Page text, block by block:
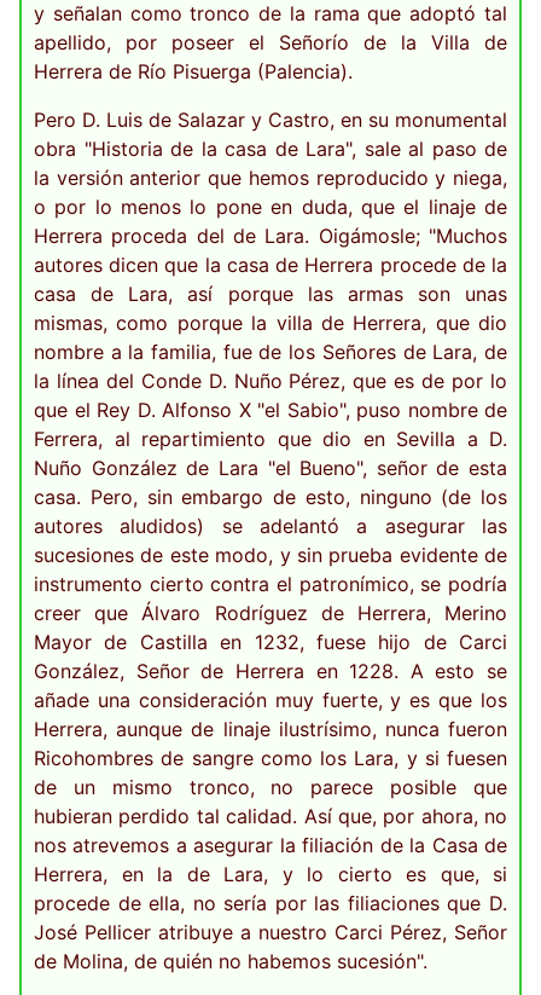
y señalan como tronco de la rama que adoptó tal
apellido, por poseer el Señorío de la Villa de
Herrera de Río Pisuerga (Palencia).
Pero D. Luis de Salazar y Castro, en su monumental
obra "Historia de la casa de Lara", sale al paso de
la versión anterior que hemos reproducido y niega,
o por lo menos lo pone en duda, que el linaje de
Herrera proceda del de Lara. Oigámosle; "Muchos
autores dicen que la casa de Herrera procede de la
casa de Lara, así porque las armas son unas
mismas, como porque la villa de Herrera, que dio
nombre a la familia, fue de los Señores de Lara, de
la línea del Conde D. Nuño Pérez, que es de por lo
que el Rey D. Alfonso X "el Sabio", puso nombre de
Ferrera, al repartimiento que dio en Sevilla a D.
Nuño González de Lara "el Bueno", señor de esta
casa. Pero, sin embargo de esto, ninguno (de los
autores aludidos) se adelantó a asegurar las
sucesiones de este modo, y sin prueba evidente de
instrumento cierto contra el patronímico, se podría
creer que Álvaro Rodríguez de Herrera, Merino
Mayor de Castilla en 1232, fuese hijo de Carci
González, Señor de Herrera en 1228. A esto se
añade una consideración muy fuerte, y es que los
Herrera, aunque de linaje ilustrísimo, nunca fueron
Ricohombres de sangre como los Lara, y si fuesen
de un mismo tronco, no parece posible que
hubieran perdido tal calidad. Así que, por ahora, no
nos atrevemos a asegurar la filiación de la Casa de
Herrera, en la de Lara, y lo cierto es que, si
procede de ella, no sería por las filiaciones que D.
José Pellicer atribuye a nuestro Carci Pérez, Señor
de Molina, de quién no habemos sucesión".